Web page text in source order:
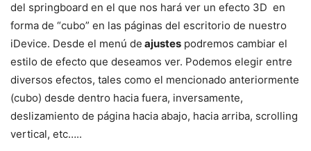
del springboard en el que nos hará ver un efecto 3D en
forma de “cubo” en las páginas del escritorio de nuestro
iDevice. Desde el menú de ajustes podremos cambiar el
estilo de efecto que deseamos ver. Podemos elegir entre
diversos efectos, tales como el mencionado anteriormente
(cubo) desde dentro hacia fuera, inversamente,
deslizamiento de página hacia abajo, hacia arriba, scrolling
vertical, etc…..